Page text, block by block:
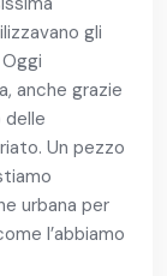
gli
anche grazie
delle
Un pezzo
urbana per
l’abbiamo